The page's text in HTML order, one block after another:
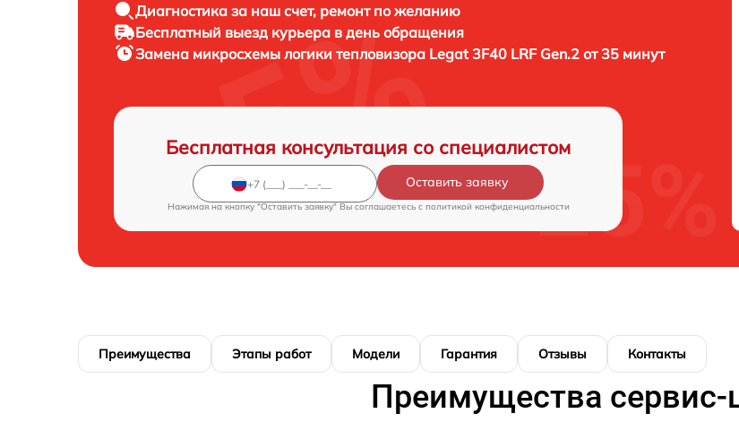
Диагностика за наш счет, ремонт по желанию
Бесплатный выезд курьера в день обращения
Замена микросхемы логики тепловизора Legat 3F40 LRF Gen.2 от 35 минут
Бесплатная консультация со специалистом
Оставить заявку
Нажимая на кнопку "Оставить заявку" Вы соглашаетесь c политикой конфиденциальности
Преимущества Этапы работ Модели Гарантия Отзывы Контакты
Преимущества сервис-